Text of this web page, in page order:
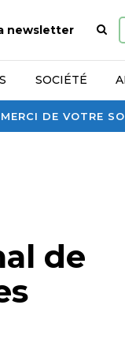
DE VOTRE
newsletter
Page
SOCIÉTÉ
de